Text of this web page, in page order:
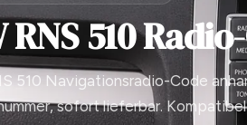
RNS 510
510 Navigationsradio-Code
sofort lieferbar.